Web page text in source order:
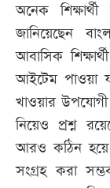
অনেক
জানিয়েছেন
আবাসিক
আইটেম পাওয়া
খাওয়ার উপযোগী
নিয়েও প্রশ্ন
আরও কঠিন হয়ে
সংগ্রহ করা